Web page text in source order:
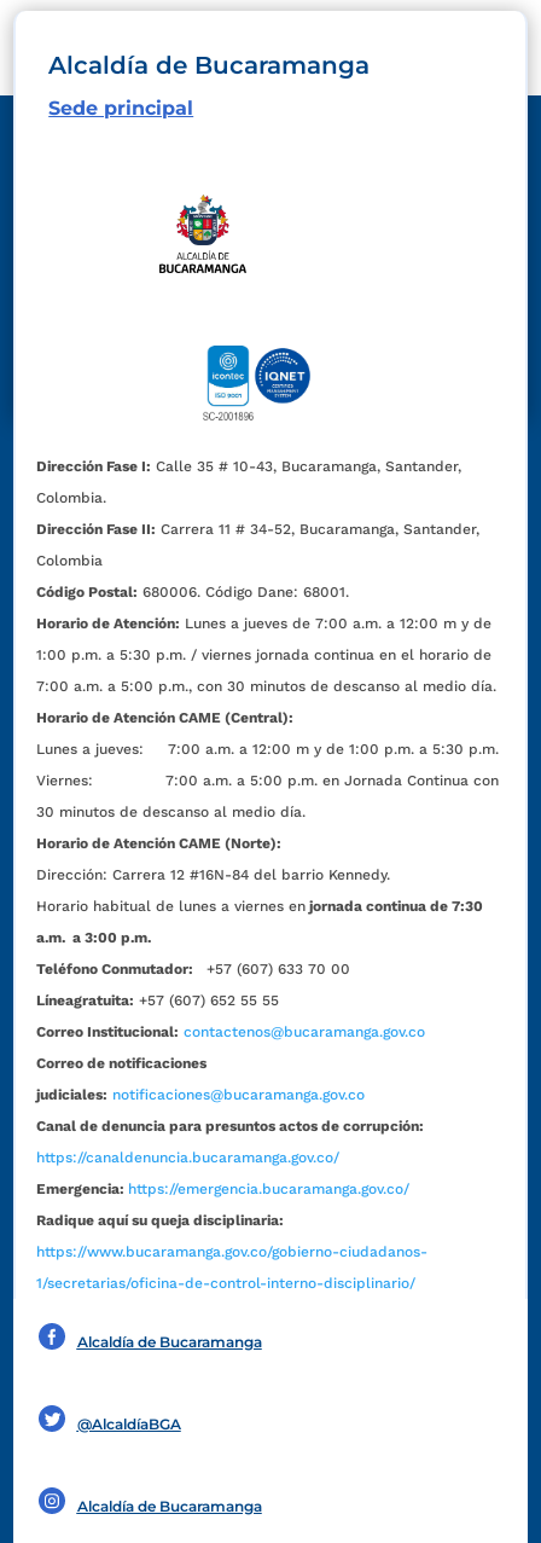
Alcaldía de Bucaramanga
Sede principal
Dirección Fase I: Calle 35 # 10-43, Bucaramanga, Santander,
Colombia.
Dirección Fase II: Carrera 11 # 34-52, Bucaramanga, Santander,
Colombia
Código Postal: 680006. Código Dane: 68001.
Horario de Atención: Lunes a jueves de 7:00 a.m. a 12:00 m y de
1:00 p.m. a 5:30 p.m. / viernes jornada continua en el horario de
7:00 a.m. a 5:00 p.m., con 30 minutos de descanso al medio día.
Horario de Atención CAME (Central):
Lunes a jueves: 7:00 a.m. a 12:00 m y de 1:00 p.m. a 5:30 p.m.
Viernes: 7:00 a.m. a 5:00 p.m. en Jornada Continua con
30 minutos de descanso al medio día.
Horario de Atención CAME (Norte):
Dirección:Carrera 12 #16N-84 del barrio Kennedy.
Horario habitual de lunes a viernes en jornada continua de 7:30
a.m. a 3:00 p.m.
Teléfono Conmutador:
+57 (607) 633 70 00
Líneagratuita: +57 (607) 652 55 55
Correo Institucional: contactenos@bucaramanga.gov.co
Correo de notificaciones
judiciales: notificaciones@bucaramanga.gov.co
Canal de denuncia para presuntos actos de corrupción:
https://canaldenuncia.bucaramanga.gov.co/
Emergencia: https://emergencia.bucaramanga.gov.co/
Radique aquí su queja disciplinaria:
https://www.bucaramanga.gov.co/gobierno-ciudadanos-
1/secretarias/oficina-de-control-interno-disciplinario/
Alcaldía de Bucaramanga
@AlcaldíaBGA
Alcaldía de Bucaramanga